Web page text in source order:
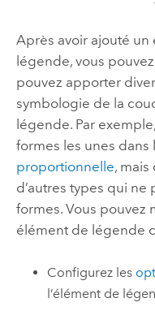
Après avoir ajouté
légende, vous
pouvez apporter
symbologie de la
légende. Par
formes les unes dans
proportionnelle, mais
d’autres types qui
formes. Vous pouvez
élément de légende
Configurez les
l’élément de